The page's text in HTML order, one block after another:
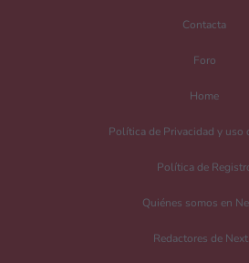
Contacta
Foro
Home
Política de Privacidad y uso
Política de
Quiénes somos en
Redactores de